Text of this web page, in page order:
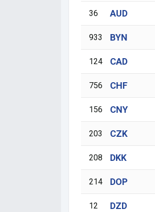
36 AUD
933 BYN
124 CAD
756 CHF
156 CNY
203 CZK
208 DKK
214 DOP
12 DZD